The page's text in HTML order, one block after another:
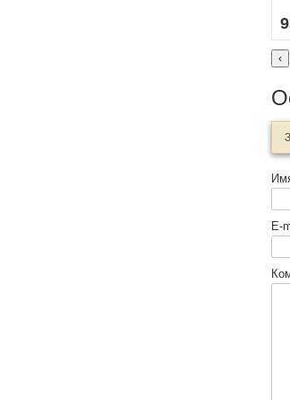
‹
E-